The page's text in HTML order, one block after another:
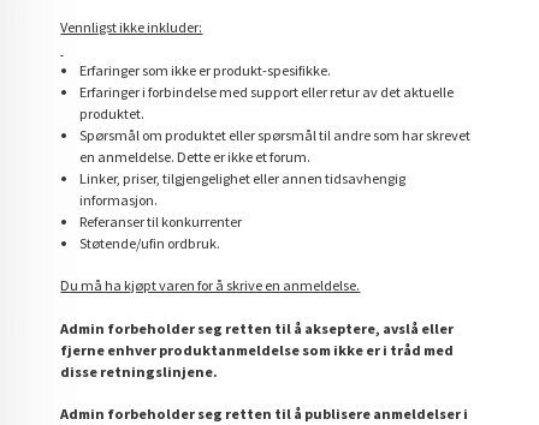
Vennligst ikke inkluder:
Erfaringer som ikke er produkt-spesifikke.
Erfaringer i forbindelse med support eller retur av det aktuelle
produktet.
Spørsmål om produktet eller spørsmål til andre som har skrevet
en anmeldelse. Dette er ikke et forum.
Linker, priser, tilgjengelighet eller annen tidsavhengig
informasjon.
Referanser til konkurrenter
Støtende/ufin ordbruk.
Du må ha kjøpt varen for å skrive en anmeldelse.
Admin forbeholder seg retten til å akseptere, avslå eller
fjerne enhver produktanmeldelse som ikke er i tråd med
disse retningslinjene.
Admin forbeholder seg retten til å publisere anmeldelser i